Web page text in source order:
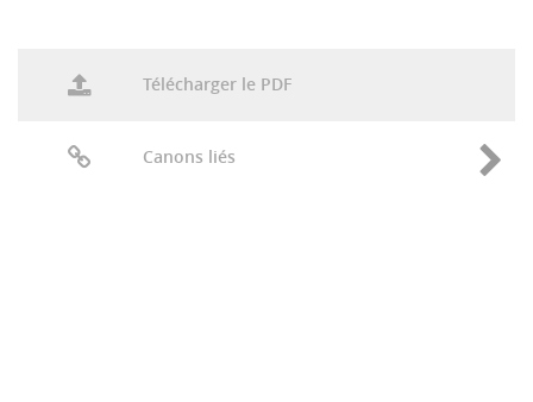
Télécharger le PDF
Canons liés